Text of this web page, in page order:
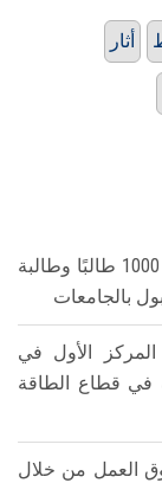
أثار
معامل التنسيق الإلكتروني تستقبل أكثر من 1000 طالبًا وطالبة
بالجامعات
الأول في
في قطاع الطاقة
العمل من خلال